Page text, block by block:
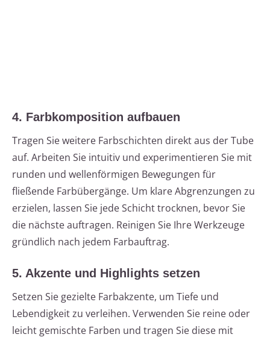
4. Farbkomposition aufbauen
Tragen Sie weitere Farbschichten direkt aus der Tube
auf. Arbeiten Sie intuitiv und experimentieren Sie mit
runden und wellenförmigen Bewegungen für
fließende Farbübergänge. Um klare Abgrenzungen zu
erzielen, lassen Sie jede Schicht trocknen, bevor Sie
die nächste auftragen. Reinigen Sie Ihre Werkzeuge
gründlich nach jedem Farbauftrag.
5. Akzente und Highlights setzen
Setzen Sie gezielte Farbakzente, um Tiefe und
Lebendigkeit zu verleihen. Verwenden Sie reine oder
leicht gemischte Farben und tragen Sie diese mit